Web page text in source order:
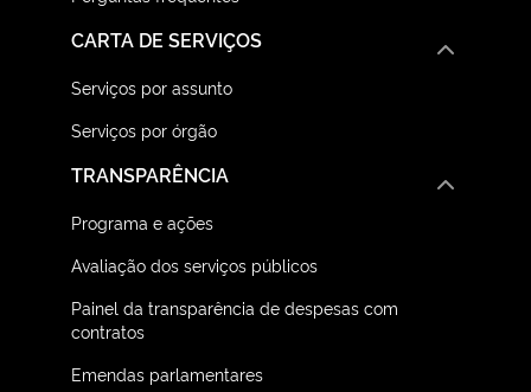
CARTA DE SERVIÇOS
Serviços por assunto
Serviços por órgão
TRANSPARÊNCIA
Programa e ações
Avaliação dos serviços públicos
Painel da transparência de despesas com
contratos
Emendas parlamentares